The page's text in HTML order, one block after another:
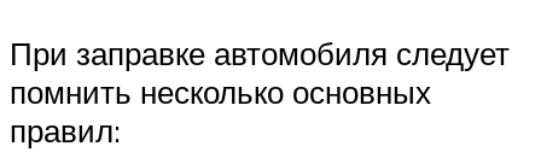
При заправке автомобиля следует
помнить несколько основных
правил: